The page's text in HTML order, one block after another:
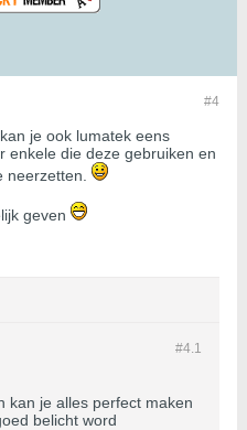
#4
je ook lumatek eens
enkele die deze gebruiken en
neerzetten.
geven
#4.1
kan je alles perfect maken
belicht word